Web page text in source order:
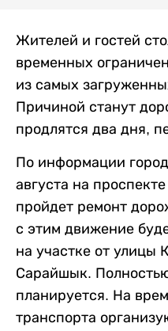
Жителей и гостей
временных
из самых
Причиной станут
продлятся два дня,
По информации
августа на
пройдет ремонт
с этим движение
на участке от улицы
Сарайшык.
планируется. На
транспорта